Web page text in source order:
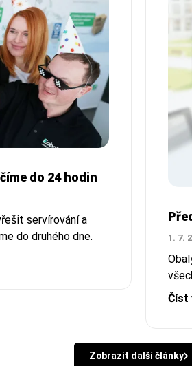
do 24 hodin
servírování a
do druhého dne.
1. 7.
Číst
Zobrazit další články